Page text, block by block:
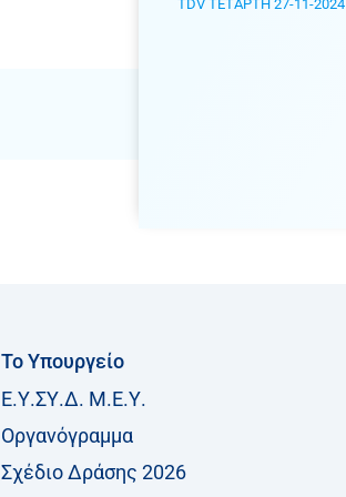
TDV ΤΕΤΑΡΤΗ 27-11-2024
Το Υπουργείο
Ε.Υ.ΣΥ.Δ. Μ.Ε.Υ.
Οργανόγραμμα
Σχέδιο Δράσης 2026